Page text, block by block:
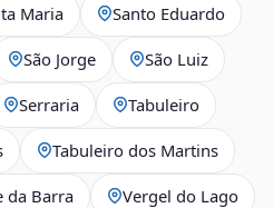
Maria Santo Eduardo
São Jorge São Luiz
Serraria Tabuleiro
Tabuleiro dos Martins
da Barra Vergel do Lago